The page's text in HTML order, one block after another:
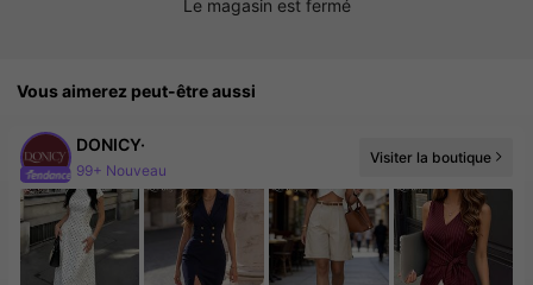
Le magasin est fermé
Vous aimerez peut-être aussi
DONICY·
99+ Nouveau
Visiter la boutique